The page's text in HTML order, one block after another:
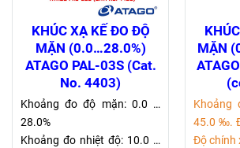
KHÚC XẠ KẾ ĐO ĐỘ
MẶN (0.0…28.0%)
ATAGO PAL-03S (Cat.
No. 4403)
Khoảng đo độ mặn: 0.0 …
28.0%
Khoảng đo nhiệt độ: 10.0 …
MẶN
Khoảng
45.0 ‰.
Độ chính